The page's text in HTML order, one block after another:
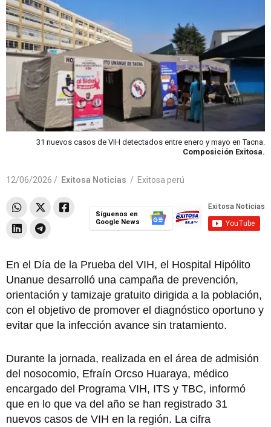
31 nuevos casos de VIH detectados entre enero y mayo en Tacna.
Composición Exitosa.
12/06/2026 / Exitosa Noticias / Exitosa perú
Síguenos en
Google News
En el Día de la Prueba del VIH, el Hospital Hipólito
Unanue desarrolló una campaña de prevención,
orientación y tamizaje gratuito dirigida a la población,
con el objetivo de promover el diagnóstico oportuno y
evitar que la infección avance sin tratamiento.
Durante la jornada, realizada en el área de admisión
del nosocomio, Efraín Orcso Huaraya, médico
encargado del Programa VIH, ITS y TBC, informó
que en lo que va del año se han registrado 31
nuevos casos de VIH en la región. La cifra